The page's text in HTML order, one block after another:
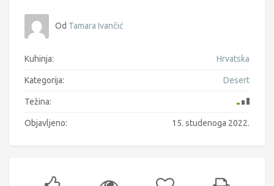
Od Tamara Ivančić
Kuhinja: Hrvatska
Kategorija: Desert
Težina:
Objavljeno: 15. studenoga 2022.